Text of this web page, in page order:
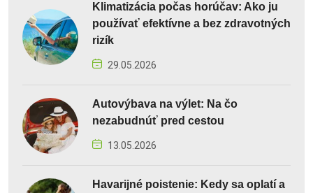
Klimatizácia počas horúčav: Ako ju
používať efektívne a bez zdravotných
rizík
29.05.2026
Autovýbava na výlet: Na čo
nezabudnúť pred cestou
13.05.2026
Havarijné poistenie: Kedy sa oplatí a